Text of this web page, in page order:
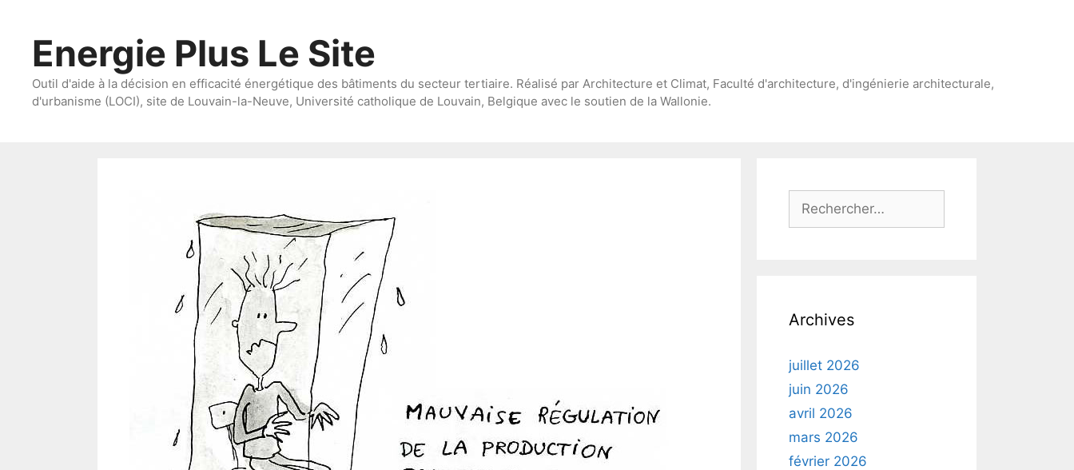
contenuEnergie Plus Le Site
Outil d'aide à la décision en efficacité énergétique des bâtiments du secteur tertiaire. Réalisé par Architecture et Climat, Faculté d'architecture, d'ingénierie architecturale,
d'urbanisme (LOCI), site de Louvain-la-Neuve, Université catholique de Louvain, Belgique avec le soutien de la Wallonie.
Rechercher :
Archives
juillet 2026
juin 2026
avril 2026
mars 2026
février 2026